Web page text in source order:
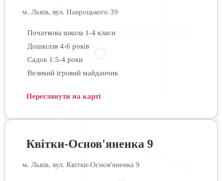
м. Львів, вул. Навроцького 39
Початкова школа 1-4 класи
Дошкілля 4-6 років
Садок 1.5-4 роки
Великий ігровий майданчик
Переглянути на карті
Квітки-Основ'яненка 9
м. Львів, вул. Квітки-Основ'яненка 9